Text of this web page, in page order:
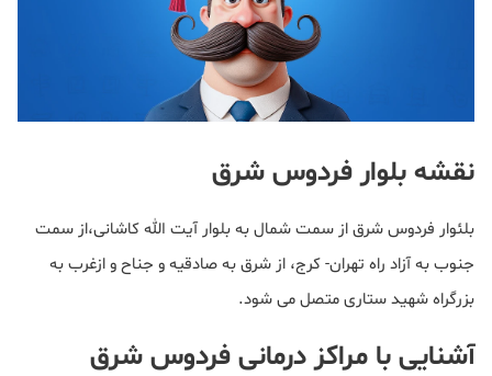
نقشه بلوار فردوس شرق
بلئوار فردوس شرق از سمت شمال به بلوار آیت‌ الله کاشانی،از سمت
جنوب به آزاد راه تهران- کرج، از شرق به صادقیه و جناح و ازغرب به
بزرگراه شهید ستاری متصل می شود.
آشنایی با مراکز درمانی فردوس شرق